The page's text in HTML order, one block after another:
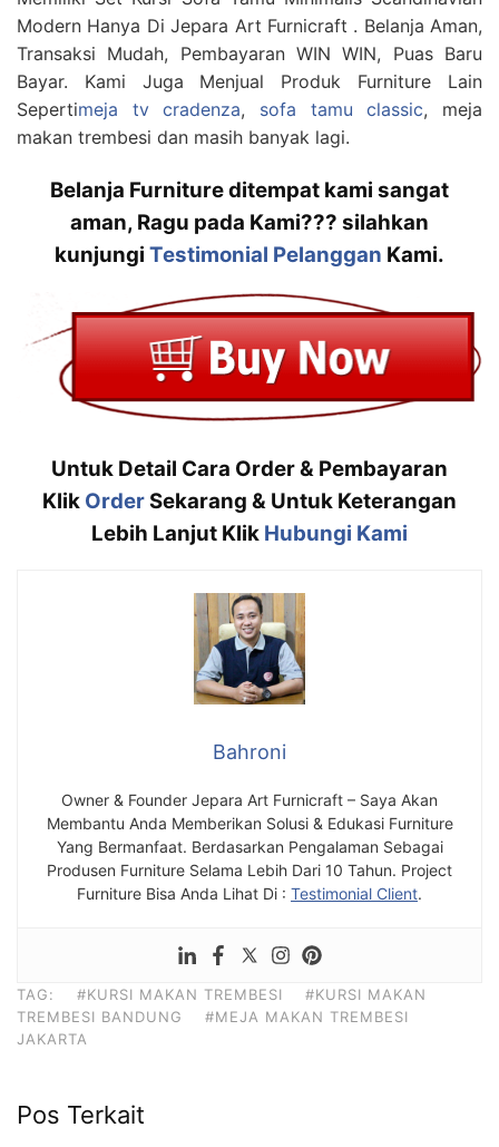
Modern Hanya Di Jepara Art Furnicraft . Belanja Aman,
Transaksi Mudah, Pembayaran WIN WIN, Puas Baru
Bayar. Kami Juga Menjual Produk Furniture Lain
Sepertimeja tv cradenza, sofa tamu classic, meja
makan trembesi dan masih banyak lagi.
Belanja Furniture ditempat kami sangat
aman, Ragu pada Kami??? silahkan
kunjungi Testimonial Pelanggan Kami.
Untuk Detail Cara Order & Pembayaran
Klik OrderSekarang & Untuk Keterangan
Lebih Lanjut Klik Hubungi Kami
Bahroni
Owner & Founder Jepara Art Furnicraft – Saya Akan
Membantu Anda Memberikan Solusi & Edukasi Furniture
Yang Bermanfaat. Berdasarkan Pengalaman Sebagai
Produsen Furniture Selama Lebih Dari 10 Tahun. Project
Furniture Bisa Anda Lihat Di : Testimonial Client.
TAG: #KURSI MAKAN TREMBESI
#KURSI MAKAN
TREMBESI BANDUNG
#MEJA MAKAN TREMBESI
JAKARTA
Pos Terkait